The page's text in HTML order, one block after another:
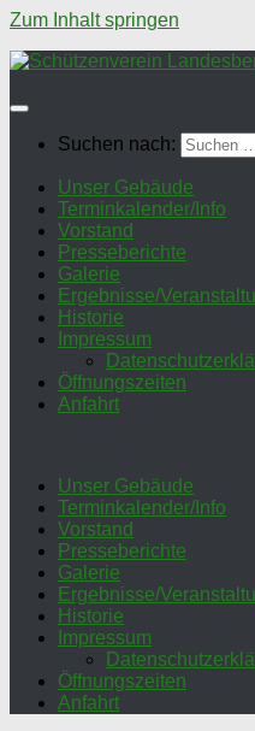
Zum Inhalt springen
Suchen nach:
Unser Gebäude
Terminkalender/Info
Vorstand
Presseberichte
Galerie
Ergebnisse/
Historie
Impressum
Öffnungszeiten
Anfahrt
Unser Gebäude
Terminkalender/Info
Vorstand
Presseberichte
Galerie
Ergebnisse/
Historie
Impressum
Öffnungszeiten
Anfahrt